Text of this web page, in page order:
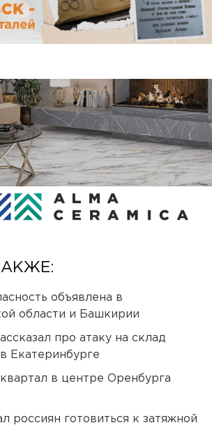
объявлена в
области и Башкирии
про атаку на склад
Екатеринбурге
в центре Оренбурга
россиян готовиться к затяжной